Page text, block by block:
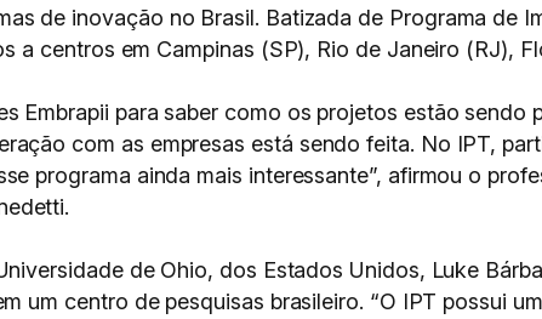
de inovação no Brasil. Batizada de Programa de
a centros em Campinas (SP), Rio de Janeiro (RJ),
Embrapii para saber como os projetos estão
com as empresas está sendo feita. No IPT,
programa ainda mais interessante”, afirmou o
de Ohio, dos Estados Unidos, Luke
um centro de pesquisas brasileiro. “O IPT possui